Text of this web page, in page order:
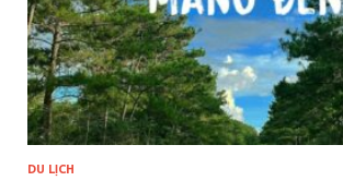
DU LỊCH